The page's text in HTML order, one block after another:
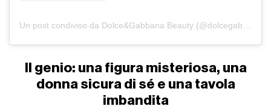
Un post condiviso da Dolce&Gabbana Beauty (@dolcegabbana_beauty)
Il genio: una figura misteriosa, una
donna sicura di sé e una tavola
imbandita